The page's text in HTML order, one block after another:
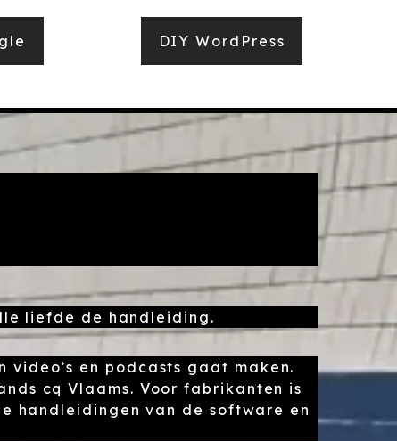
DIY WordPress
liefde de handleiding.
video’s en podcasts gaat maken.
cq Vlaams. Voor fabrikanten is
handleidingen van de software en